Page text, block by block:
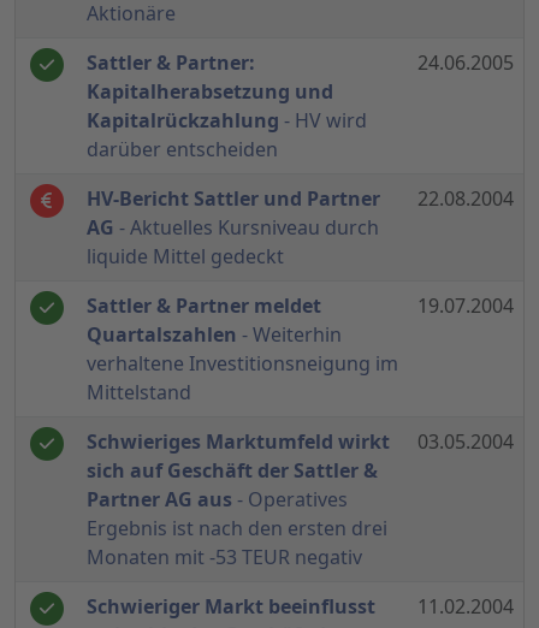
Aktionäre
Sattler & Partner:
Kapitalherabsetzung und
Kapitalrückzahlung - HV wird
darüber entscheiden
24.06.2005
HV-Bericht Sattler und Partner
AG - Aktuelles Kursniveau durch
liquide Mittel gedeckt
22.08.2004
Sattler & Partner meldet
Quartalszahlen - Weiterhin
verhaltene Investitionsneigung im
Mittelstand
19.07.2004
Schwieriges Marktumfeld wirkt
sich auf Geschäft der Sattler &
Partner AG aus - Operatives
Ergebnis ist nach den ersten drei
Monaten mit -53 TEUR negativ
03.05.2004
Schwieriger Markt beeinflusst
11.02.2004